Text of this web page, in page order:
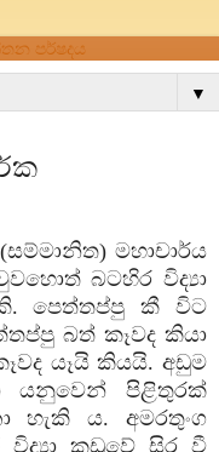
▼
මහාචාර්ය
බටහිර විද්‍යා
පෙත්තප්පු කී විට
බත් කෑවද කියා
යෑයි කියයි. අඩුම
යනුවෙන් පිළිතුරක්‌
හැකි ය. අමරතුංග
කූඩුවේ සිර වී